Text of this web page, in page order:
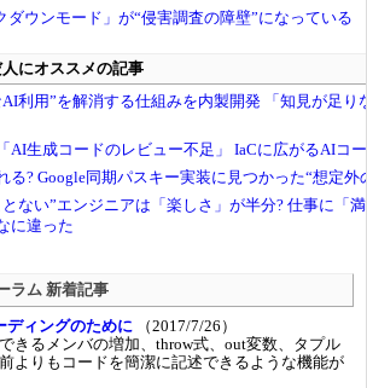
ラム 新着記事
ィングのために （2017/7/26）
きるメンバの増加、throw式、out変数、タプル
よりもコードを簡潔に記述できるような機能が